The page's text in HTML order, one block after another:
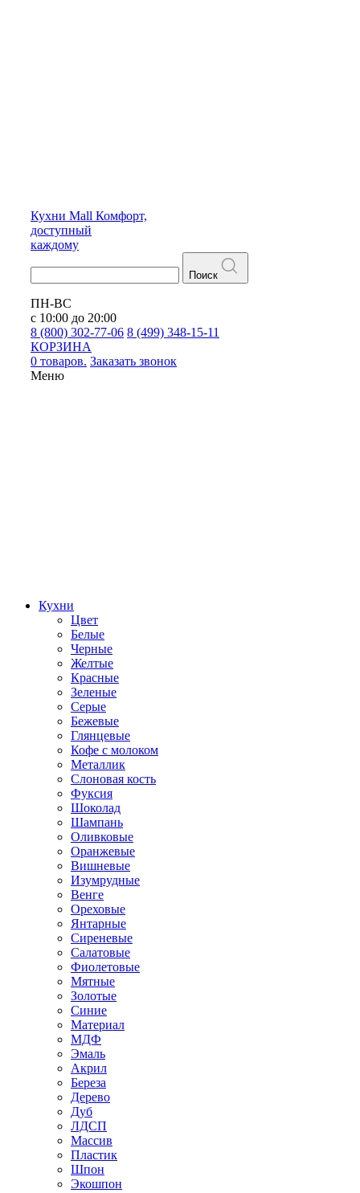
Кухни Mall Комфорт,
доступный
каждому
Поиск
ПН-ВС
с 10:00 до 20:00
8 (800) 302-77-06 8 (499) 348-15-11
КОРЗИНА
0 товаров. Заказать звонок
Меню
Кухни
Цвет
Белые
Черные
Желтые
Красные
Зеленые
Серые
Бежевые
Глянцевые
Кофе с молоком
Металлик
Слоновая кость
Фуксия
Шоколад
Шампань
Оливковые
Оранжевые
Вишневые
Изумрудные
Венге
Ореховые
Янтарные
Сиреневые
Салатовые
Фиолетовые
Мятные
Золотые
Синие
Материал
МДФ
Эмаль
Акрил
Береза
Дерево
Дуб
ЛДСП
Массив
Пластик
Шпон
Экошпон